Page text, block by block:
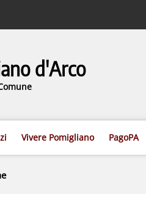
d'Arco
Vivere Pomigliano PagoPA